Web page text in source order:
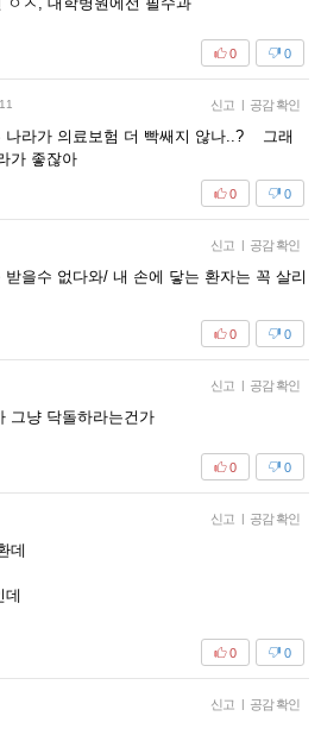
0
0
신고 | 공감 확인
나라가 의료보험 더 빡쌔지 않나..? 그래
가 좋잖아
0
0
신고 | 공감 확인
을수 없다와/ 내 손에 닿는 환자는 꼭 살리
0
0
신고 | 공감 확인
그냥 닥돌하라는건가
0
0
신고 | 공감 확인
데
데
0
0
신고 | 공감 확인